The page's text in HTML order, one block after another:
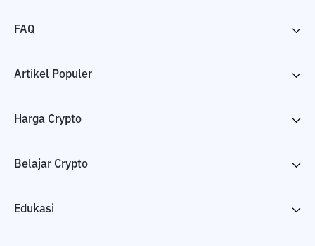
FAQ
Artikel Populer
Harga Crypto
Belajar Crypto
Edukasi